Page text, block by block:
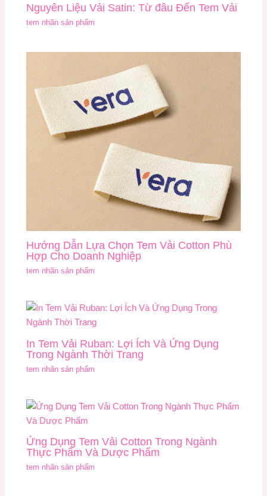
Nguyên Liệu Vải Satin: Từ đâu Đến Tem Vải
tem nhãn sản phẩm
Hướng Dẫn Lựa Chọn Tem Vải Cotton Phù
Hợp Cho Doanh Nghiệp
tem nhãn sản phẩm
In Tem Vải Ruban: Lợi Ích Và Ứng Dụng
Trong Ngành Thời Trang
tem nhãn sản phẩm
Ứng Dụng Tem Vải Cotton Trong Ngành
Thực Phẩm Và Dược Phẩm
tem nhãn sản phẩm